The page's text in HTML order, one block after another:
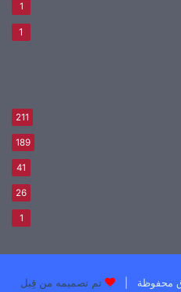
1
1
211
189
41
26
1
تم تصميمه من قِبل